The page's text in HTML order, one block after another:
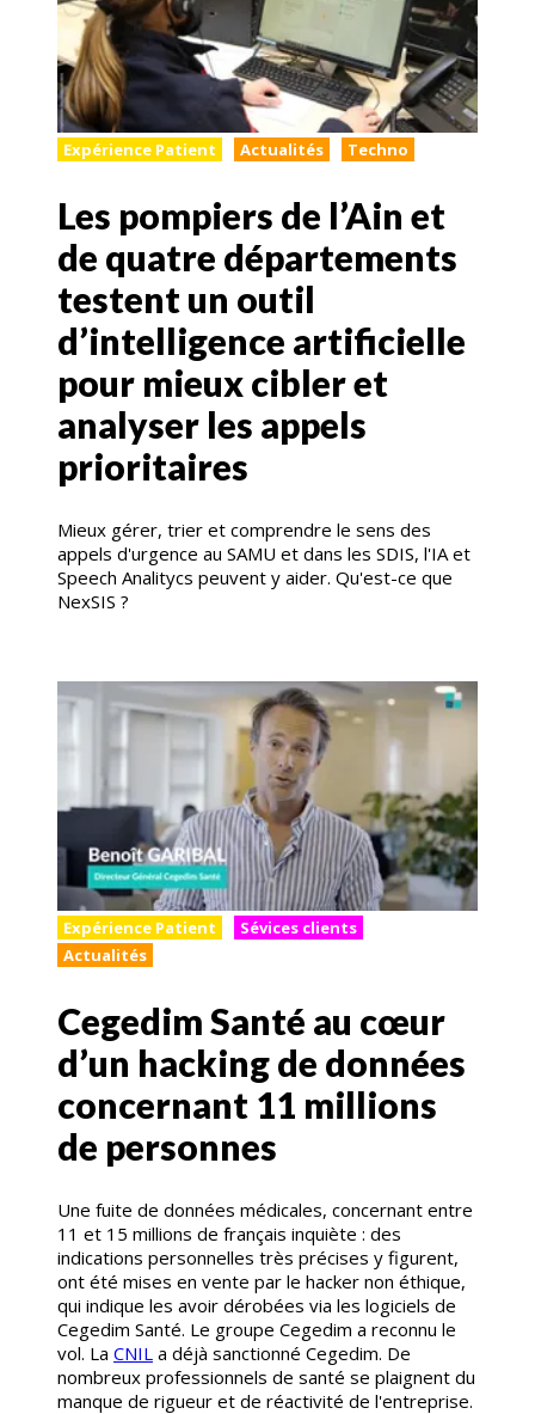
Expérience Patient Actualités Techno
Les pompiers de l’Ain et
de quatre départements
testent un outil
d’intelligence artificielle
pour mieux cibler et
analyser les appels
prioritaires
Mieux gérer, trier et comprendre le sens des
appels d'urgence au SAMU et dans les SDIS, l'IA et
Speech Analitycs peuvent y aider. Qu'est-ce que
NexSIS ?
Expérience Patient
Sévices clients
Actualités
Cegedim Santé au cœur
d’un hacking de données
concernant 11 millions
de personnes
Une fuite de données médicales, concernant entre
11 et 15 millions de français inquiète : des
indications personnelles très précises y figurent,
ont été mises en vente par le hacker non éthique,
qui indique les avoir dérobées via les logiciels de
Cegedim Santé. Le groupe Cegedim a reconnu le
vol. La CNIL a déjà sanctionné Cegedim. De
nombreux professionnels de santé se plaignent du
manque de rigueur et de réactivité de l'entreprise.